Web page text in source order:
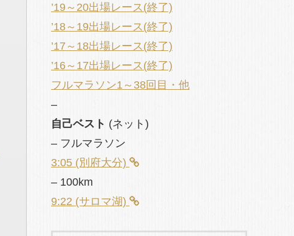
’19～20出場レース(終了)
’18～19出場レース(終了)
’17～18出場レース(終了)
’16～17出場レース(終了)
フルマラソン1～38回目・他
–
自己ベスト (ネット)
– フルマラソン
3:05 (別府大分)
– 100km
9:22 (サロマ湖)